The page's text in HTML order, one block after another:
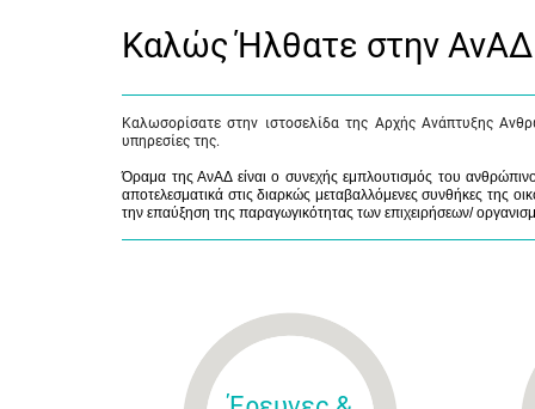
Καλώς Ήλθατε στην ΑνΑΔ
Καλωσορίσατε στην ιστοσελίδα της Αρχής Ανάπτυξης
υπηρεσίες της.
Όραμα της ΑνΑΔ είναι ο συνεχής εμπλουτισμός του
αποτελεσματικά στις διαρκώς μεταβαλλόμενες συνθήκες της
την επαύξηση της παραγωγικότητας των επιχειρήσεων/